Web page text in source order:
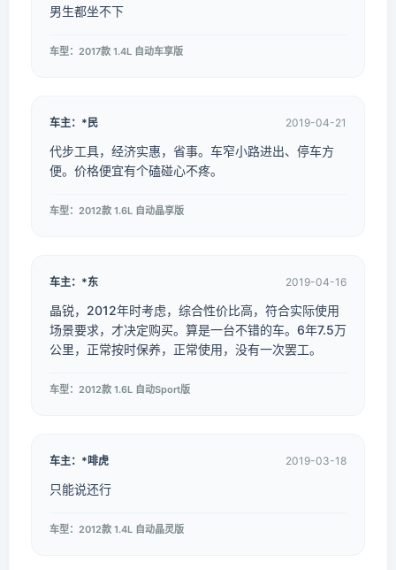
男生都坐不下
车型：2017款 1.4L 自动车享版
车主：*民 2019-04-21
代步工具，经济实惠，省事。车窄小路进出、停车方
便。价格便宜有个磕碰心不疼。
车型：2012款 1.6L 自动晶享版
车主：*东 2019-04-16
晶锐，2012年时考虑，综合性价比高，符合实际使用
场景要求，才决定购买。算是一台不错的车。6年7.5万
公里，正常按时保养，正常使用，没有一次罢工。
车型：2012款 1.6L 自动Sport版
车主：*啡虎 2019-03-18
只能说还行
车型：2012款 1.4L 自动晶灵版